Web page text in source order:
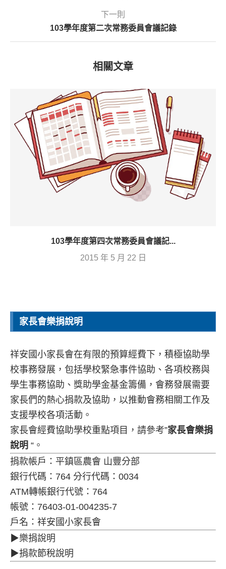
下一則
103學年度第二次常務委員會議記錄
相關文章
103學年度第四次常務委員會議記...
2015 年 5 月 22 日
家長會樂捐說明
祥安國小家長會在有限的預算經費下，積極協助學
校事務發展，包括學校緊急事件協助、各項校務與
學生事務協助、獎助學金基金籌備，會務發展需要
家長們的熱心捐款及協助，以推動會務相關工作及
支援學校各項活動。
家長會經費協助學校重點項目，請參考”家長會樂捐
說明 “。
捐款帳戶：平鎮區農會 山豐分部
銀行代碼：764 分行代碼：0034
ATM轉帳銀行代號：764
帳號：76403-01-004235-7
戶名：祥安國小家長會
▶樂捐說明
▶捐款節稅說明